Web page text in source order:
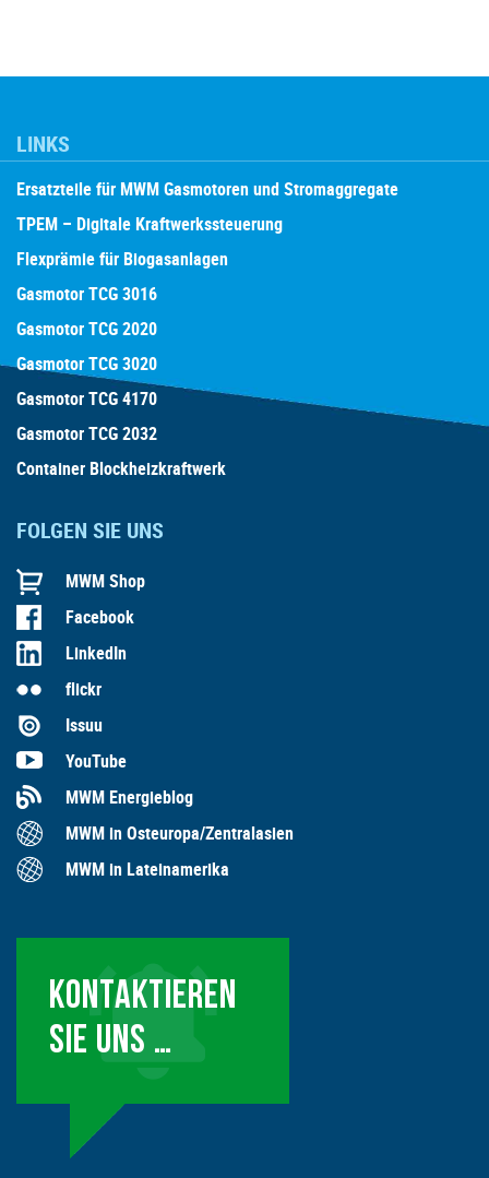
LINKS
Ersatzteile für MWM Gasmotoren und Stromaggregate
TPEM – Digitale Kraftwerkssteuerung
Flexprämie für Biogasanlagen
Gasmotor TCG 3016
Gasmotor TCG 2020
Gasmotor TCG 3020
Gasmotor TCG 4170
Gasmotor TCG 2032
Container Blockheizkraftwerk
FOLGEN SIE UNS
MWM Shop
Facebook
LinkedIn
flickr
Issuu
YouTube
MWM Energieblog
MWM in Osteuropa/Zentralasien
MWM in Lateinamerika
KONTAKTIEREN
SIE UNS …